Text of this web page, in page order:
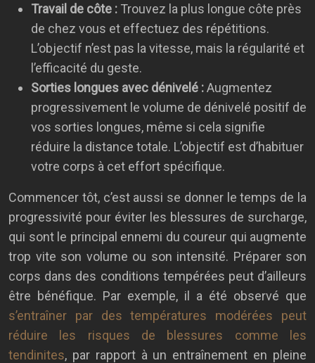
Travail de côte : Trouvez la plus longue côte près
de chez vous et effectuez des répétitions.
L’objectif n’est pas la vitesse, mais la régularité et
l’efficacité du geste.
Sorties longues avec dénivelé :Augmentez
progressivement le volume de dénivelé positif de
vos sorties longues, même si cela signifie
réduire la distance totale. L’objectif est d’habituer
votre corps à cet effort spécifique.
Commencer tôt, c’est aussi se donner le temps de la
progressivité pour éviter les blessures de surcharge,
qui sont le principal ennemi du coureur qui augmente
trop vite son volume ou son intensité. Préparer son
corps dans des conditions tempérées peut d’ailleurs
être bénéfique. Par exemple, il a été observé que
s’entraîner par des températures modérées peut
réduire les risques de blessures comme les
tendinites, par rapport à un entraînement en pleine